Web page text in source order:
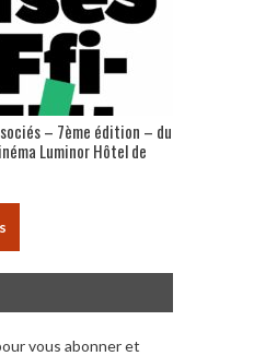
– 7ème édition – du
Luminor Hôtel de
vous abonner et